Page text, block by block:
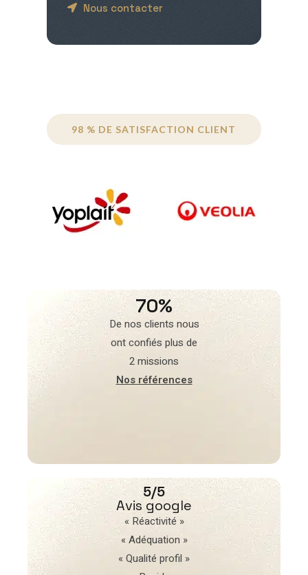
Nous contacter
98 % DE SATISFACTION CLIENT
70%
De nos clients nous
ont confiés plus de
2 missions
Nos références
5/5
Avis google
« Réactivité »
« Adéquation »
« Qualité profil »